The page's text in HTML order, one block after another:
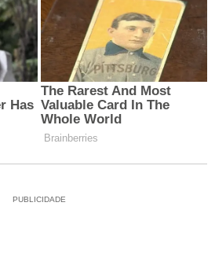
PUBLICIDADE